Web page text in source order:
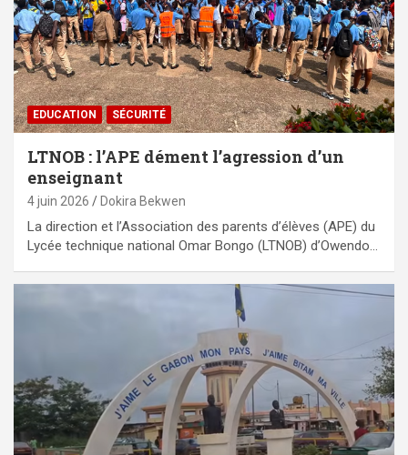
EDUCATION SÉCURITÉ
LTNOB : l’APE dément l’agression d’un
enseignant
4 juin 2026 Dokira Bekwen
La direction et l’Association des parents d’élèves (APE) du
Lycée technique national Omar Bongo (LTNOB) d’Owendo…